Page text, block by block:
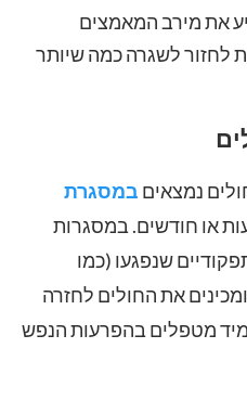
את מירב המאמצים
לחזור לשגרה כמה שיותר
נמצאים במסגרת
או חודשים. במסגרות
שנפגעו (כמו
את החולים לחזרה
מטפלים בהפרעות הנפש